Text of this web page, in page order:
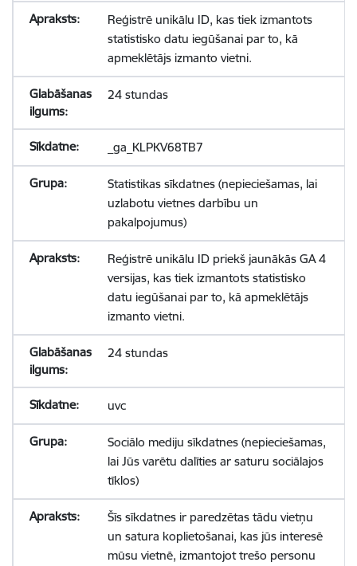
Reģistrē unikālu ID, kas tiek izmantots
statistisko datu iegūšanai par to, kā
apmeklētājs izmanto vietni.
24 stundas
_ga_KLPKV68TB7
Statistikas sīkdatnes (nepieciešamas, lai
uzlabotu vietnes darbību un
pakalpojumus)
Reģistrē unikālu ID priekš jaunākās GA 4
versijas, kas tiek izmantots statistisko
datu iegūšanai par to, kā apmeklētājs
izmanto vietni.
24 stundas
uvc
Sociālo mediju sīkdatnes (nepieciešamas,
lai Jūs varētu dalīties ar saturu sociālajos
tīklos)
Šīs sīkdatnes ir paredzētas tādu vietņu
un satura koplietošanai, kas jūs interesē
mūsu vietnē, izmantojot trešo personu